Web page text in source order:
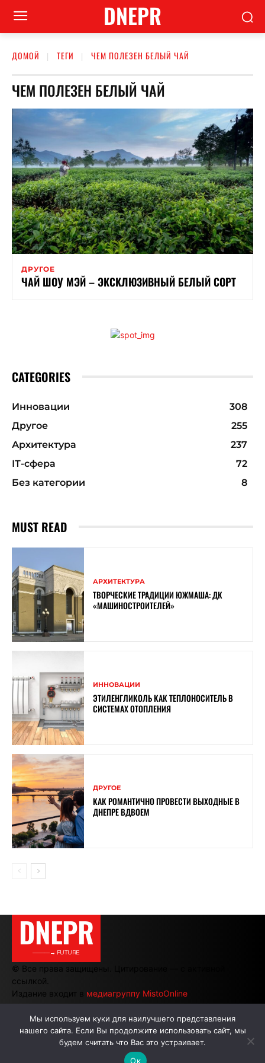
DNEPR
ДОМОЙ ТЕГИ ЧЕМ ПОЛЕЗЕН БЕЛЫЙ ЧАЙ
ЧЕМ ПОЛЕЗЕН БЕЛЫЙ ЧАЙ
ДРУГОЕ
ЧАЙ ШОУ МЭЙ – ЭКСКЛЮЗИВНЫЙ БЕЛЫЙ СОРТ
CATEGORIES
Инновации
308
Другое
255
Архитектура
237
ІТ-сфера
72
Без категории
8
MUST READ
АРХИТЕКТУРА
ТВОРЧЕСКИЕ ТРАДИЦИИ ЮЖМАША: ДК
«МАШИНОСТРОИТЕЛЕЙ»
ИННОВАЦИИ
ЭТИЛЕНГЛИКОЛЬ КАК ТЕПЛОНОСИТЕЛЬ В
СИСТЕМАХ ОТОПЛЕНИЯ
ДРУГОЕ
КАК РОМАНТИЧНО ПРОВЕСТИ ВЫХОДНЫЕ В
ДНЕПРЕ ВДВОЕМ
DNEPR
———→ FUTURE
© Все права защищены. Цитирование — с активной
ссылкой.
Издание входит в медиагруппу MistoOnline
АВТОРЫ РЕКЛАМА НА САЙТЕ
Мы используем куки для наилучшего представления
нашего сайта. Если Вы продолжите использовать сайт, мы
будем считать что Вас это устраивает.
Ок